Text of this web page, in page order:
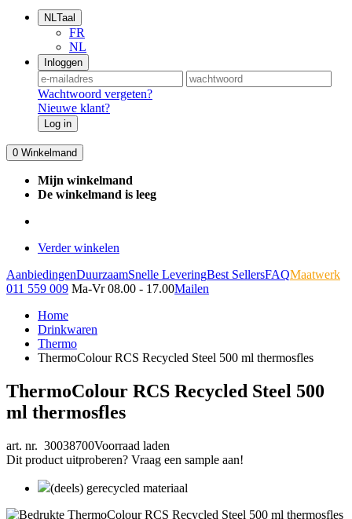
NLTaal
FR
NL
Inloggen
Wachtwoord vergeten?
Nieuwe klant?
Log in
0 Winkelmand
Mijn winkelmand
De winkelmand is leeg
Verder winkelen
AanbiedingenDuurzaamSnelle LeveringBest SellersFAQMaatwerk
011 559 009 Ma-Vr 08.00 - 17.00Mailen
Home
Drinkwaren
Thermo
ThermoColour RCS Recycled Steel 500 ml thermosfles
ThermoColour RCS Recycled Steel 500
ml thermosfles
art. nr. 30038700Voorraad laden
Dit product uitproberen? Vraag een sample aan!
(deels) gerecycled materiaal